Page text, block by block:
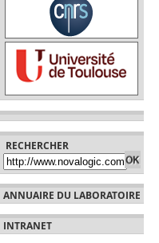
RECHERCHER
ANNUAIRE DU LABORATOIRE
INTRANET